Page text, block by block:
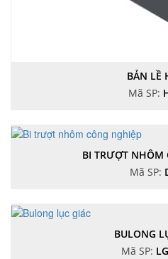
BẢN LỀ
Mã SP:
BI TRƯỢT NHÔM
Mã SP:
BULONG
Mã SP: